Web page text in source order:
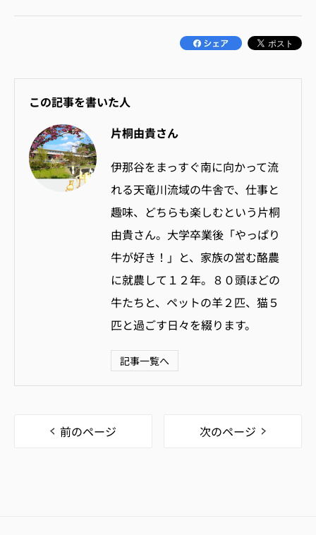
この記事を書いた人
片桐由貴さん
伊那谷をまっすぐ南に向かって流
れる天竜川流域の牛舎で、仕事と
趣味、どちらも楽しむという片桐
由貴さん。大学卒業後「やっぱり
牛が好き！」と、家族の営む酪農
に就農して１２年。８０頭ほどの
牛たちと、ペットの羊２匹、猫５
匹と過ごす日々を綴ります。
記事一覧へ
前のページ 次のページ